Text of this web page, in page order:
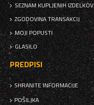
SEZNAM KUPLJENIH IZDELKOV
ZGODOVINA TRANSAKCIJ
MOJI POPUSTI
GLASILO
PREDPISI
SHRANITE INFORMACIJE
POŠILJKA